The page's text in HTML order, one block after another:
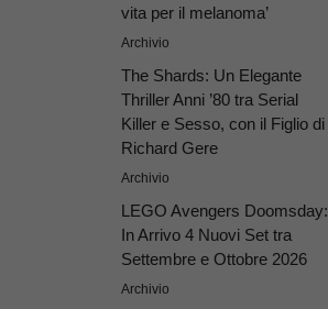
vita per il melanoma’
Archivio
The Shards: Un Elegante
Thriller Anni ’80 tra Serial
Killer e Sesso, con il Figlio di
Richard Gere
Archivio
LEGO Avengers Doomsday:
In Arrivo 4 Nuovi Set tra
Settembre e Ottobre 2026
Archivio